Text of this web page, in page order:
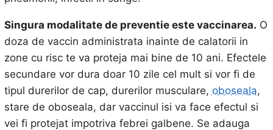
Singura modalitate de preventie este vaccinarea. O
doza de vaccin administrata inainte de calatorii in
zone cu risc te va proteja mai bine de 10 ani. Efectele
secundare vor dura doar 10 zile cel mult si vor fi de
tipul durerilor de cap, durerilor musculare, oboseala,
stare de oboseala, dar vaccinul isi va face efectul si
vei fi protejat impotriva febrei galbene. Se adauga